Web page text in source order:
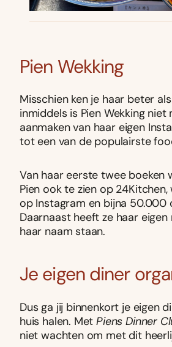
Pien Wekking
Misschien ken je haar beter als
inmiddels is Pien Wekking
aanmaken van haar eigen
tot een van de populairste
Van haar eerste twee boeken
Pien ook te zien op
op Instagram en bijna 50.000
Daarnaast heeft ze haar eigen
haar naam staan.
Je eigen diner
Dus ga jij binnenkort je eigen
huis halen. MetPiens Dinner
niet wachten om met dit